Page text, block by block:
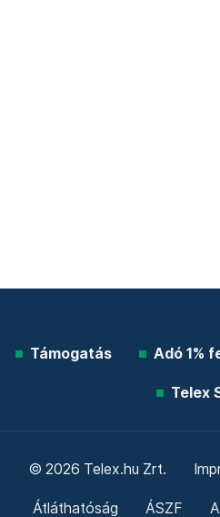
Támogatás Adó 1%
Telex
© 2026 Telex.hu Zrt.
Átláthatóság ÁSZF